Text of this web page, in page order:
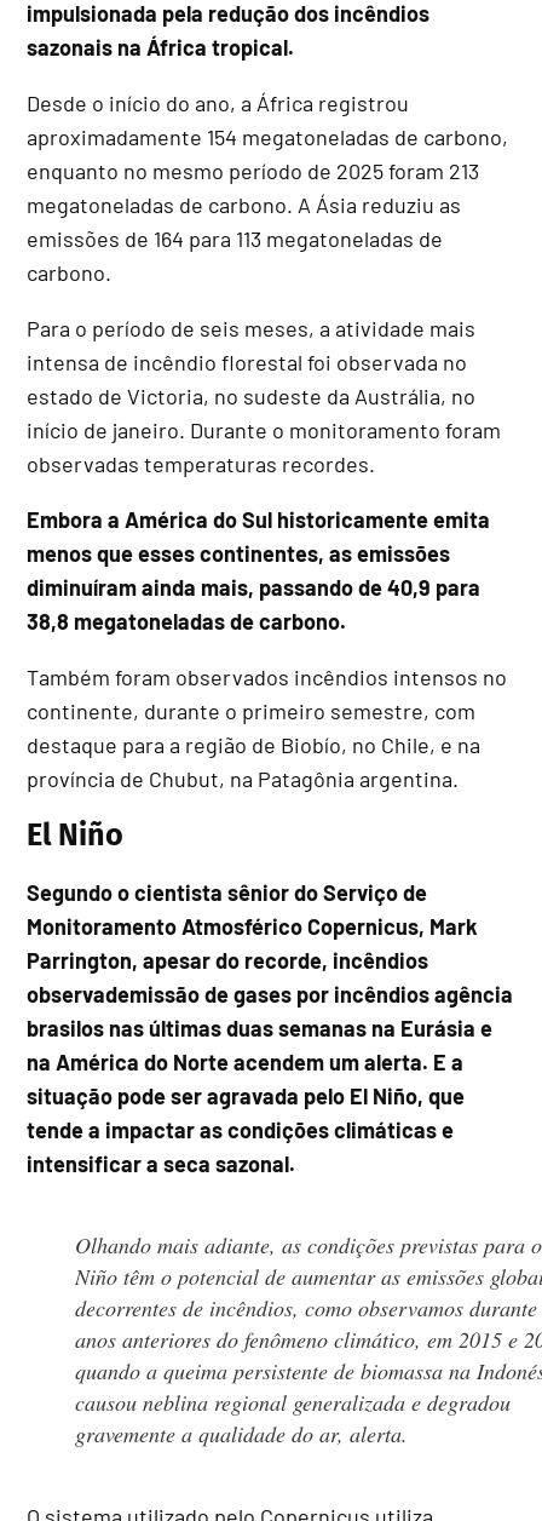
impulsionada pela redução dos incêndios
sazonais na África tropical.
Desde o início do ano, a África registrou
aproximadamente 154 megatoneladas de carbono,
enquanto no mesmo período de 2025 foram 213
megatoneladas de carbono. A Ásia reduziu as
emissões de 164 para 113 megatoneladas de
carbono.
Para o período de seis meses, a atividade mais
intensa de incêndio florestal foi observada no
estado de Victoria, no sudeste da Austrália, no
início de janeiro. Durante o monitoramento foram
observadas temperaturas recordes.
Embora a América do Sul historicamente emita
menos que esses continentes, as emissões
diminuíram ainda mais, passando de 40,9 para
38,8 megatoneladas de carbono.
Também foram observados incêndios intensos no
continente, durante o primeiro semestre, com
destaque para a região de Biobío, no Chile, e na
província de Chubut, na Patagônia argentina.
El Niño
Segundo o cientista sênior do Serviço de
Monitoramento Atmosférico Copernicus, Mark
Parrington, apesar do recorde, incêndios
observademissão de gases por incêndios agência
brasilos nas últimas duas semanas na Eurásia e
na América do Norte acendem um alerta. E a
situação pode ser agravada pelo El Niño, que
tende a impactar as condições climáticas e
intensificar a seca sazonal.
Olhando mais adiante, as condições previstas para
Niño têm o potencial de aumentar as emissões
decorrentes de incêndios, como observamos
anos anteriores do fenômeno climático, em 2015 e
quando a queima persistente de biomassa na
causou neblina regional generalizada e degradou
gravemente a qualidade do ar, alerta.